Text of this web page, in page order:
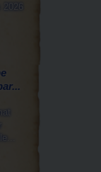
2026